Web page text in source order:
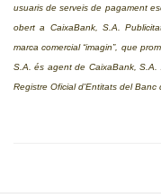
usuaris de serveis de pagament
obert a CaixaBank, S.A.
marca comercial “imagin”, que
S.A. és agent de CaixaBank,
Registre Oficial d'Entitats del Banc